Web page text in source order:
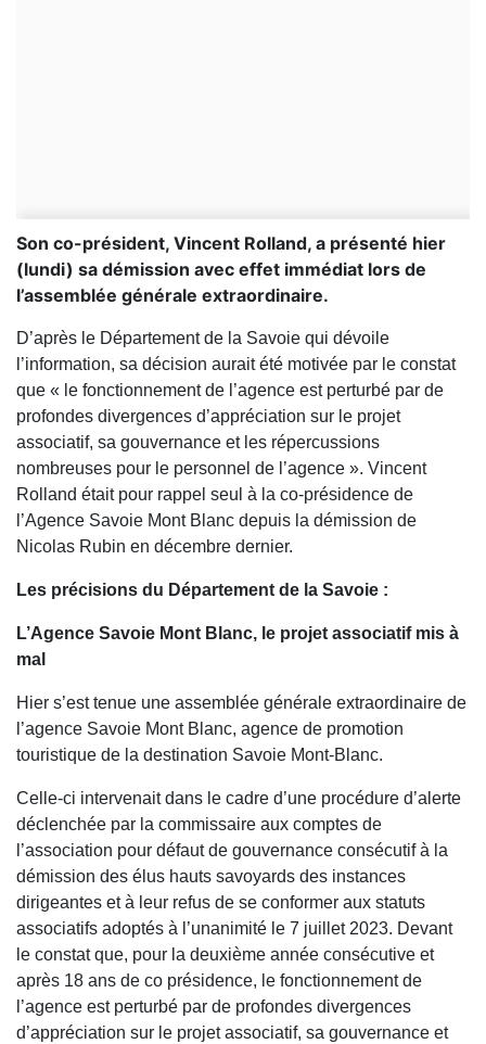
Son co-président, Vincent Rolland, a présenté hier
(lundi) sa démission avec effet immédiat lors de
l’assemblée générale extraordinaire.
D’après le Département de la Savoie qui dévoile
l’information, sa décision aurait été motivée par le constat
que « le fonctionnement de l’agence est perturbé par de
profondes divergences d’appréciation sur le projet
associatif, sa gouvernance et les répercussions
nombreuses pour le personnel de l’agence ». Vincent
Rolland était pour rappel seul à la co-présidence de
l’Agence Savoie Mont Blanc depuis la démission de
Nicolas Rubin en décembre dernier.
Les précisions du Département de la Savoie :
L’Agence Savoie Mont Blanc, le projet associatif mis à
mal
Hier s’est tenue une assemblée générale extraordinaire de
l’agence Savoie Mont Blanc, agence de promotion
touristique de la destination Savoie Mont-Blanc.
Celle-ci intervenait dans le cadre d’une procédure d’alerte
déclenchée par la commissaire aux comptes de
l’association pour défaut de gouvernance consécutif à la
démission des élus hauts savoyards des instances
dirigeantes et à leur refus de se conformer aux statuts
associatifs adoptés à l’unanimité le 7 juillet 2023. Devant
le constat que, pour la deuxième année consécutive et
après 18 ans de co présidence, le fonctionnement de
l’agence est perturbé par de profondes divergences
d’appréciation sur le projet associatif, sa gouvernance et